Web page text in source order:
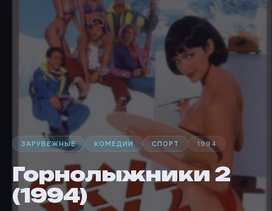
ЗАРУБЕЖНЫЕ КОМЕДИИ СПОРТ 1994
Горнолыжники 2
(1994)